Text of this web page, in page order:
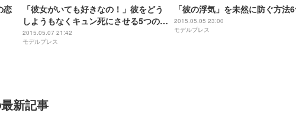
恋
「彼女がいても好きなの！」彼をどう
しようもなくキュン死にさせる5つの方
法
2015.05.07 21:42
モデルプレス
「彼の浮気」を未然に防ぐ方法
2015.05.05 23:00
モデルプレス
新記事